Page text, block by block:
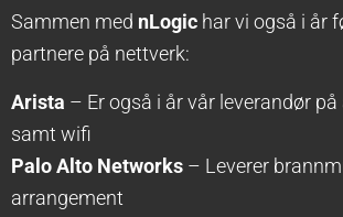
Sammen med nLogic har vi også i år
partnere på nettverk:
Arista – Er også i år vår leverandør
samt wifi
Palo Alto Networks – Leverer
arrangement